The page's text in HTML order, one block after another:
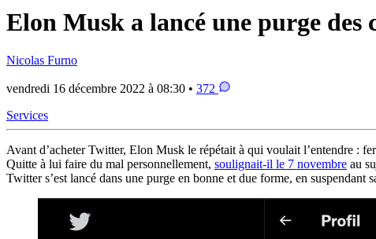
Elon Musk a lancé une purge
Nicolas Furno
vendredi 16 décembre 2022 à 08:30 • 372
Services
Avant d’acheter Twitter, Elon Musk le répétait à qui voulait l’entendre :
Quitte à lui faire du mal personnellement, soulignait-il le 7 novembre au
Twitter s’est lancé dans une purge en bonne et due forme, en